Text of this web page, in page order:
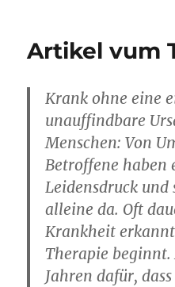
Artikel vum
Krank ohne eine
unauffindbare
Menschen: Von
Betroffene haben
Leidensdruck und
alleine da. Oft
Krankheit
Therapie
Jahren dafür,